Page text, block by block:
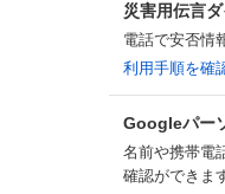
災害用伝言ダ
電話で安否情
利用手順を確
Googleパー
名前や携帯電
確認ができま